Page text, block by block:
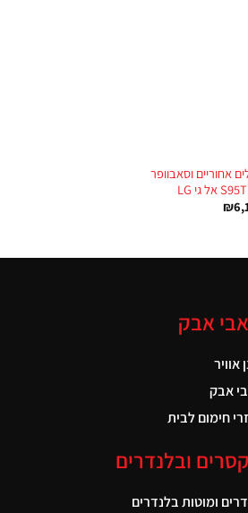
אחוריים וסאבוופר
₪
אבק
אוויר
אבק
חימום לבית
ובלנדרים
ומוטות בלנדרים